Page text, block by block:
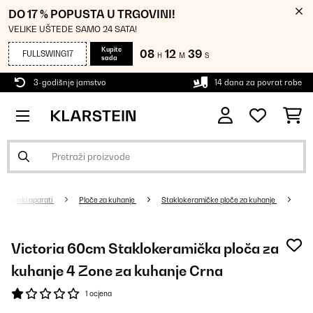
DO 17 % POPUSTA U TRGOVINI!
VELIKE UŠTEDE SAMO 24 SATA!
FULLSWING17
Kupite
sada
08 H 12 M 38 S
3-godišnje jamstvo 14 dana za povrat robe
aparati Ploče za kuhanje Staklokeramičke ploče za kuhanje
Victoria 60cm Staklokeramička ploča za
kuhanje 4 Zone za kuhanje Crna
1 ocjena